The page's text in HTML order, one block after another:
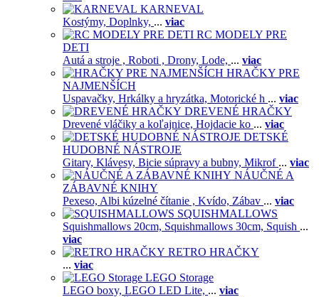
KARNEVAL
Kostýmy, Doplnky, ... viac
RC MODELY PRE
DETI
Autá a stroje , Roboti , Drony, Lode, ... viac
HRAČKY PRE
NAJMENŠÍCH
Uspavačky, Hrkálky a hryzátka, Motorické h ... viac
DREVENÉ HRAČKY
Drevené vláčiky a koľajnice, Hojdacie ko ... viac
DETSKÉ
HUDOBNÉ NÁSTROJE
Gitary, Klávesy, Bicie súpravy a bubny, Mikrof ... viac
NÁUČNÉ A
ZÁBAVNÉ KNIHY
Pexeso, Albi kúzelné čítanie , Kvído, Zábav ... viac
SQUISHMALLOWS
Squishmallows 20cm, Squishmallows 30cm, Squish ...
viac
RETRO HRAČKY
... viac
LEGO Storage
LEGO boxy, LEGO LED Lite, ... viac